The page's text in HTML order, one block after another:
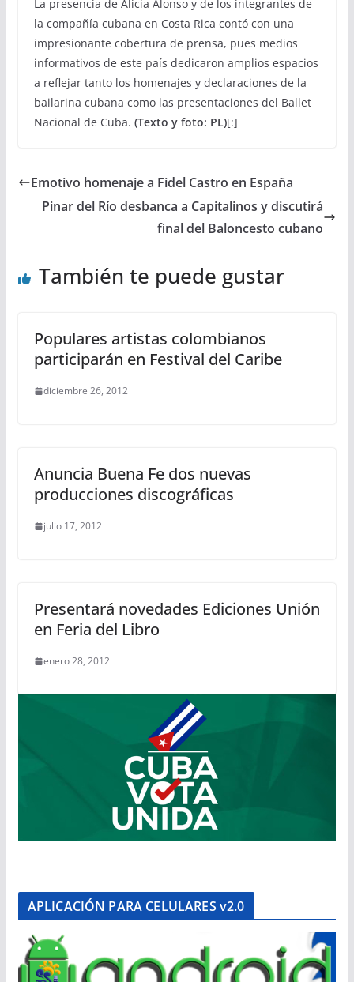
La presencia de Alicia Alonso y de los integrantes de
la compañía cubana en Costa Rica contó con una
impresionante cobertura de prensa, pues medios
informativos de este país dedicaron amplios espacios
a reflejar tanto los homenajes y declaraciones de la
bailarina cubana como las presentaciones del Ballet
Nacional de Cuba. (Texto y foto: PL)[:]
Emotivo homenaje a Fidel Castro en España
Pinar del Río desbanca a Capitalinos y discutirá
final del Baloncesto cubano
También te puede gustar
Populares artistas colombianos
participarán en Festival del Caribe
diciembre 26, 2012
Anuncia Buena Fe dos nuevas
producciones discográficas
julio 17, 2012
Presentará novedades Ediciones Unión
en Feria del Libro
enero 28, 2012
APLICACIÓN PARA CELULARES v2.0